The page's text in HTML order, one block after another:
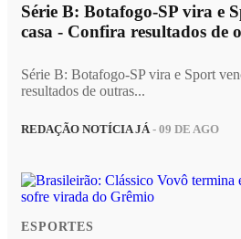
Série B: Botafogo-SP vira e
casa - Confira resultados de
Série B: Botafogo-SP vira e Sport
resultados de outras...
REDAÇÃO NOTÍCIA JÁ- 09 DE AGO
ESPORTES